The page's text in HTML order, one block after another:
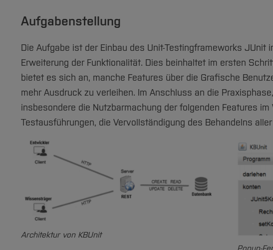
Aufgabenstellung
Die Aufgabe ist der Einbau des Unit-Testingframeworks
Erweiterung der Funktionalität. Dies beinhaltet im ersten
bietet es sich an, manche Features über die Grafische
mehr Ausdruck zu verleihen. Im Anschluss an die
insbesondere die Nutzbarmachung der folgenden Features
Testausführungen, die Vervollständigung des Behandelns
Architektur von KBUnit